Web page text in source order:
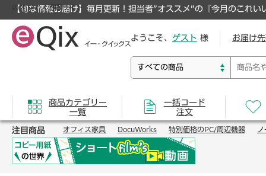
【旬な情報お届け】毎月更新！担当者”オススメ”の『今月のこれい
のオフィス通販サイト
ようこそ、 ゲスト 様 お届け
商品カテゴリー
一覧
一括コード
注文
注目商品 オフィス家具 DocuWorks 特別価格のPC/周辺機器 ノ